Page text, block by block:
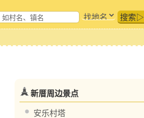
搜索▷
新厝周边景点
安乐村塔